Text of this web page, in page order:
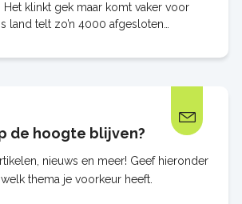
Het klinkt gek maar komt vaker voor
land telt zo’n 4000 afgesloten
de hoogte blijven?
nieuws en meer! Geef hieronder
thema je voorkeur heeft.